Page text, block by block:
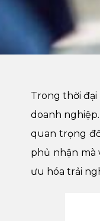
Trong thời
doanh
quan trọng
phủ nhận mà
ưu hóa trải